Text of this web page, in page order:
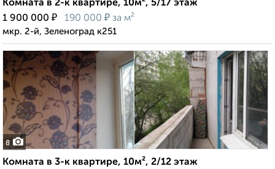
Комната в 2-к квартире, 10м², 5/17 этаж
1 900 000 ₽ 190 000 ₽ за м²
мкр. 2-й, Зеленоград к251
8
Комната в 3-к квартире, 10м², 2/12 этаж